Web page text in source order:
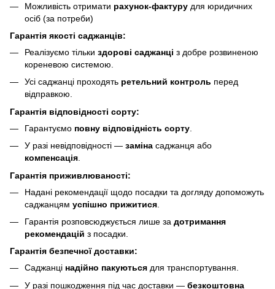
Можливість отримати рахунок-фактуру для юридичних
осіб (за потреби)
Гарантія якості саджанців:
Реалізуємо тільки здорові саджанці з добре розвиненою
кореневою системою.
Усі саджанці проходять ретельний контроль перед
відправкою.
Гарантія відповідності сорту:
Гарантуємо повну відповідність сорту
У разі невідповідності — заміна саджанця або
компенсація.
Гарантія приживлюваності:
Надані рекомендації щодо посадки та догляду допоможуть
саджанцям успішно прижитися
Гарантія розповсюджується лише за дотримання
рекомендацій з посадки.
Гарантія безпечної доставки:
Саджанці надійно пакуються для транспортування.
У разі пошкодження під час доставки — безкоштовна